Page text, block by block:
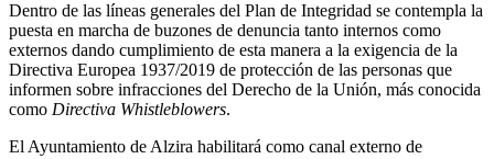
Dentro de las líneas generales del Plan de Integridad se contempla la
puesta en marcha de buzones de denuncia tanto internos como
externos dando cumplimiento de esta manera a la exigencia de la
Directiva Europea 1937/2019 de protección de las personas que
informen sobre infracciones del Derecho de la Unión, más conocida
como Directiva Whistleblowers.
El Ayuntamiento de Alzira habilitará como canal externo de